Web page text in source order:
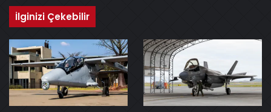
İlginizi Çekebilir